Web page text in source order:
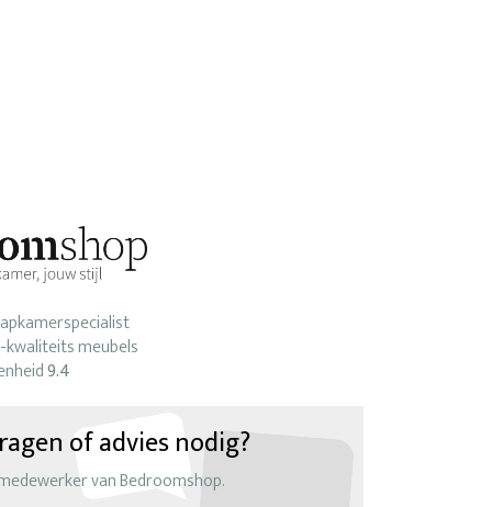
meubels
9.4
of advies nodig?
van Bedroomshop.